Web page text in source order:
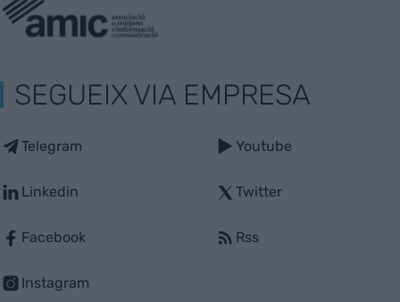
SEGUEIX VIA EMPRESA
Telegram
Linkedin
Facebook
Instagram
Youtube
Twitter
Rss